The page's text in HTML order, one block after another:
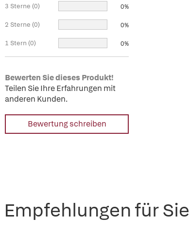
3 Sterne (0) 0%
2 Sterne (0) 0%
1 Stern (0) 0%
Bewerten Sie dieses Produkt!
Teilen Sie Ihre Erfahrungen mit
anderen Kunden.
Bewertung schreiben
Empfehlungen für Sie